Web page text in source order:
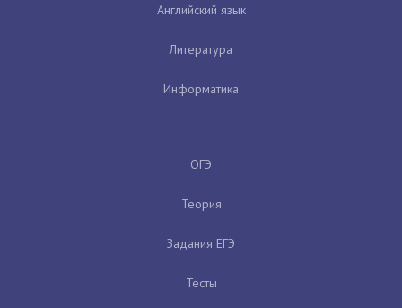
Английский язык
Литература
Информатика
ОГЭ
Теория
Задания ЕГЭ
Тесты